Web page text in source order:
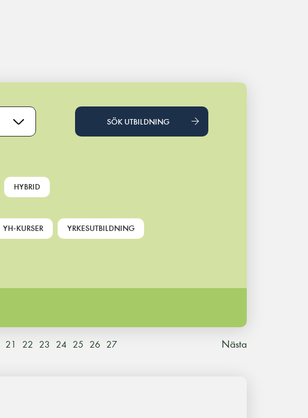
SÖK UTBILDNING
HYBRID
YH-KURSER YRKESUTBILDNING
21 22 23 24 25 26 27 Nästa